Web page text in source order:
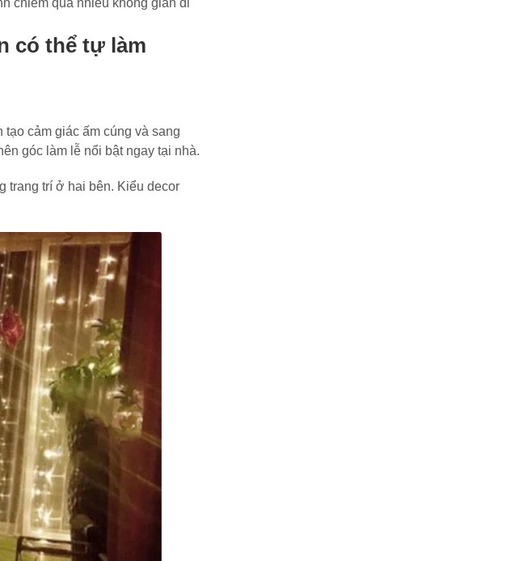
có thể tự làm
cảm giác ấm cúng và sang
góc làm lễ nổi bật ngay tại nhà.
trang trí ở hai bên. Kiểu decor